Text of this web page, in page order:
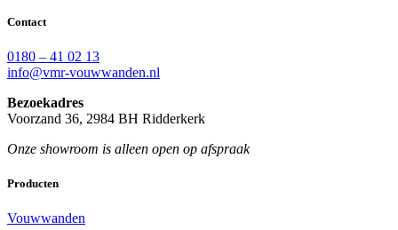
Contact
0180 – 41 02 13
info@vmr-vouwwanden.nl
Bezoekadres
Voorzand 36, 2984 BH Ridderkerk
Onze showroom is alleen open op afspraak
Producten
Vouwwanden